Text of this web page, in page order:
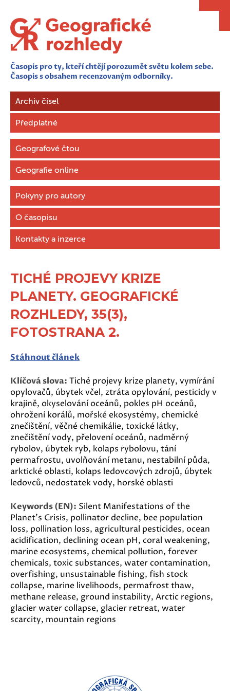
Časopis pro ty, kteří chtějí porozumět světu kolem sebe.
Časopis s obsahem recenzovaným odborníky.
Archiv čísel
Předplatné
Geografové čtou
Geografie online
Pokyny pro autory
O časopisu
Kontakty a inzerce
TICHÉ PROJEVY KRIZE
PLANETY. GEOGRAFICKÉ
ROZHLEDY, 35(3),
FOTOSTRANA 2.
Stáhnout článek
Klíčová slova: Tiché projevy krize planety, vymírání
opylovačů, úbytek včel, ztráta opylování, pesticidy v
krajině, okyselování oceánů, pokles pH oceánů,
ohrožení korálů, mořské ekosystémy, chemické
znečištění, věčné chemikálie, toxické látky,
znečištění vody, přelovení oceánů, nadměrný
rybolov, úbytek ryb, kolaps rybolovu, tání
permafrostu, uvolňování metanu, nestabilní půda,
arktické oblasti, kolaps ledovcových zdrojů, úbytek
ledovců, nedostatek vody, horské oblasti
Keywords (EN): Silent Manifestations of the
Planet's Crisis, pollinator decline, bee population
loss, pollination loss, agricultural pesticides, ocean
acidification, declining ocean pH, coral weakening,
marine ecosystems, chemical pollution, forever
chemicals, toxic substances, water contamination,
overfishing, unsustainable fishing, fish stock
collapse, marine livelihoods, permafrost thaw,
methane release, ground instability, Arctic regions,
glacier water collapse, glacier retreat, water
scarcity, mountain regions